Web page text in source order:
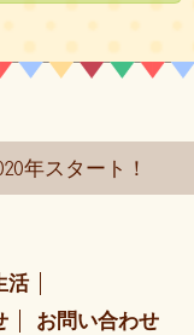
年スタート！
活
お問い合わせ